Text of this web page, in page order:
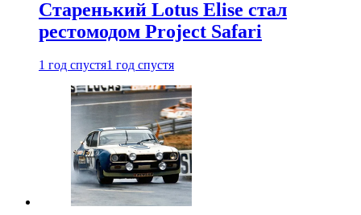
Старенький Lotus Elise стал
рестомодом Project Safari
1 год спустя1 год спустя